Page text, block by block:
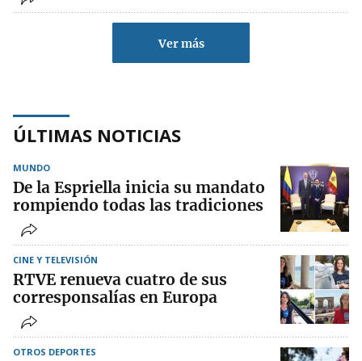
Ver más
ÚLTIMAS NOTICIAS
MUNDO
De la Espriella inicia su mandato
rompiendo todas las tradiciones
CINE Y TELEVISIÓN
RTVE renueva cuatro de sus
corresponsalías en Europa
OTROS DEPORTES